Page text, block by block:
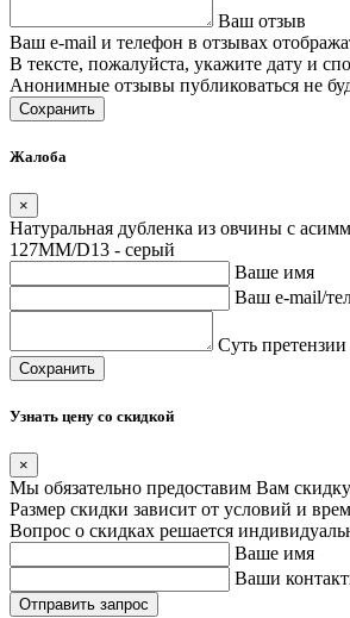
Ваш отзыв
Ваш e-mail и телефон в отзывах
В тексте, пожалуйста, укажите дату и
Анонимные отзывы публиковаться не
Сохранить
Жалоба
×
Натуральная дубленка из овчины с
127MM/D13 - серый
Ваше имя
Ваш e-mail/
Суть претензии
Сохранить
Узнать цену со скидкой
×
Мы обязательно предоставим Вам
Размер скидки зависит от условий и
Вопрос о скидках решается
Ваше имя
Ваши